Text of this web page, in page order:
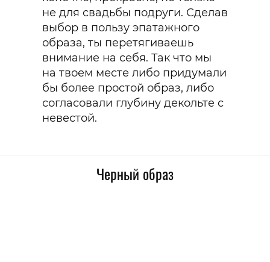
не для свадьбы подруги. Сделав
выбор в пользу эпатажного
образа, ты перетягиваешь
внимание на себя. Так что мы
на твоем месте либо придумали
бы более простой образ, либо
согласовали глубину декольте с
невестой.
Черный образ